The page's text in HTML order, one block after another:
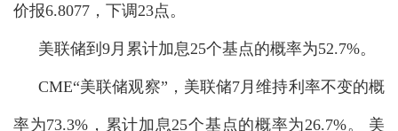
价报6.8077，下调23点。
美联储到9月累计加息25个基点的概率为52.7%。
CME“美联储观察”，美联储7月维持利率不变的概
率为73.3%，累计加息25个基点的概率为26.7%。 美